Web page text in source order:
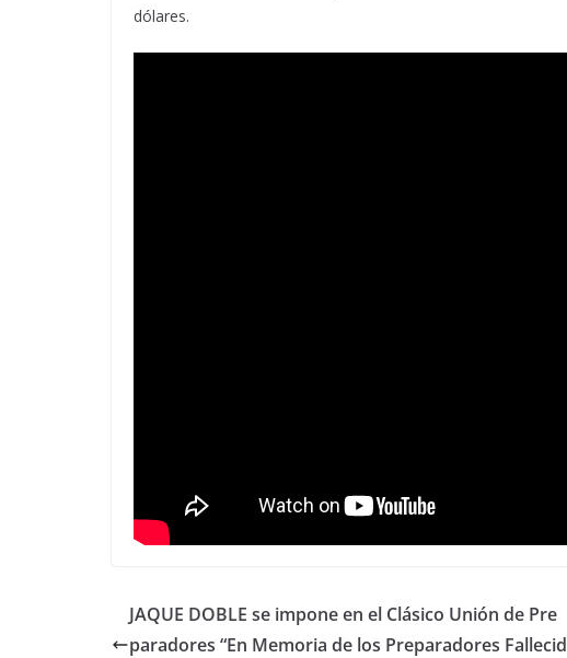
dólares.
JAQUE DOBLE se impone en el Clásico Unión de Pre
paradores “En Memoria de los Preparadores Fallecid